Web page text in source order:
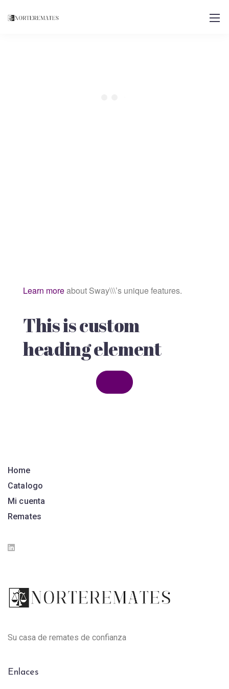
Learn moreabout Sway\\\’s unique features.
This is custom
heading element
Home
Catalogo
Mi cuenta
Remates
Su casa de remates de confianza
Enlaces